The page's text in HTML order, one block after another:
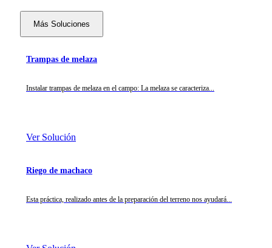
Más Soluciones
Trampas de melaza
Instalar trampas de melaza en el campo: La melaza se caracteriza...
Ver Solución
Riego de machaco
Esta práctica, realizado antes de la preparación del terreno nos ayudará...